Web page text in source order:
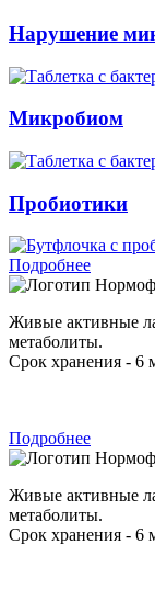
Нарушение
Микробиом
Пробиотики
Подробнее
Живые активные
метаболиты.
Срок хранения - 6
Подробнее
Живые активные
метаболиты.
Срок хранения - 6